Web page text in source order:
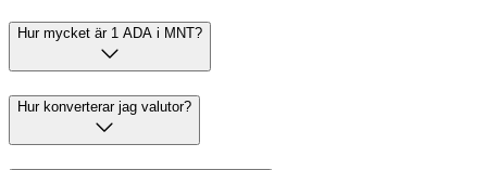
Hur mycket är 1 ADA i MNT?
Hur konverterar jag valutor?